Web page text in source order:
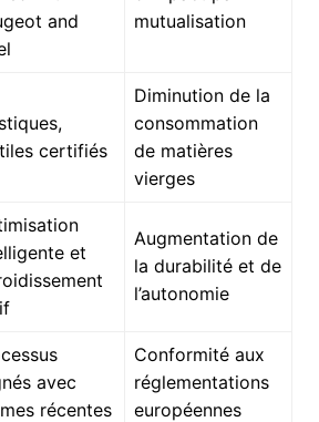
and
mutualisation
certifiés
Diminution de la
consommation
de matières
vierges
et
Augmentation de
la durabilité et de
l’autonomie
avec
récentes
Conformité aux
réglementations
européennes